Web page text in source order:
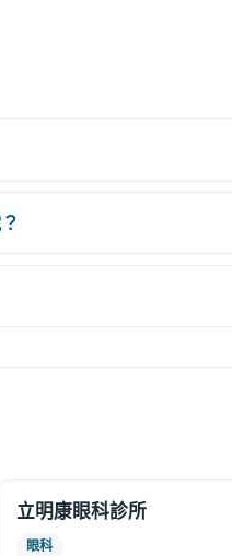
立明康眼科診所
眼科